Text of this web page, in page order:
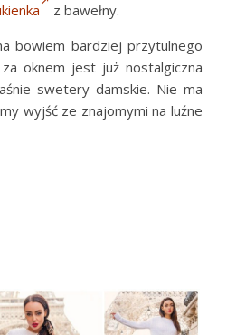
z bawełny.
bowiem bardziej przytulnego
oknem jest już nostalgiczna
swetery damskie. Nie ma
wyjść ze znajomymi na luźne